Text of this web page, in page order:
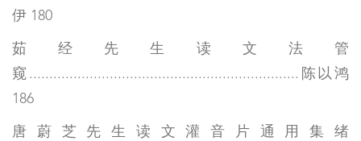
伊 180
茹经先生读文法管
窥...................................................................陈以鸿
186
唐蔚芝先生读文灌音片通用集绪